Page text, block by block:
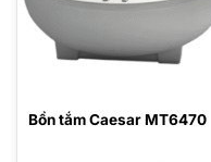
Bồn tắm Caesar MT6470